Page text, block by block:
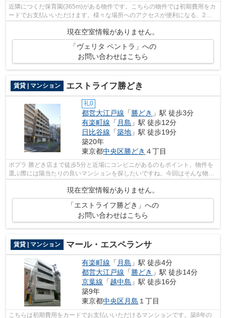
近隣につくだ保育園(365m)がある物件です。こちらの物件では初期費用をカ
ードでお支払いいただけます。様々な場所へのアクセスが便利になる、2駅
利用可能な物件です。こちらの物件はマ...
現在空室情報がありません。
「ヴェリタ ペントラ」への
お問い合わせはこちら
賃貸 | マンション エストライフ勝どき
礼0
都営大江戸線 「勝どき 」駅 徒歩3分
有楽町線 「 月島 」駅 徒歩12分
日比谷線 「築地 」駅 徒歩19分
築20年
東京都中央区勝どき ４丁目
ポプラ 勝どき店まで徒歩5分と近場にコンビニがあるのもポイント。物件を
選ぶ際には陽当たりの良いマンションを探したいですね。今回はそんな物件
現在空室情報がありません。
「エストライフ勝どき」への
お問い合わせはこちら
賃貸 | マンション マール・エスペランサ
有楽町線 「 月島 」駅 徒歩4分
都営大江戸線 「勝どき 」駅 徒歩14分
京葉線 「越中島 」駅 徒歩16分
築9年
東京都中央区月島 １丁目
こちらは初期費用をカードでお支払いいただけるマンションです。築8年の